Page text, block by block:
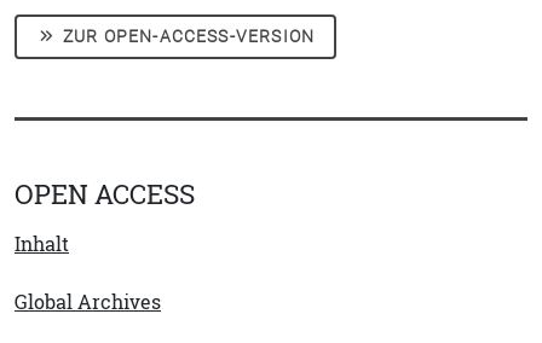
ZUR OPEN-ACCESS-VERSION
OPEN ACCESS
Inhalt
Global Archives